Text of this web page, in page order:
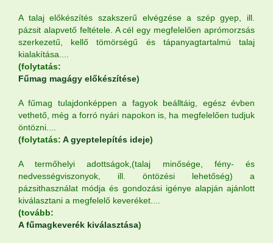
A talaj előkészítés szakszerű elvégzése a szép gyep, ill.
pázsit alapvető feltétele. A cél egy megfelelően aprómorzsás
szerkezetű, kellő tömörségű és tápanyagtartalmú talaj
kialakítása....
(folytatás:
Fűmag magágy előkészítése)
A fűmag tulajdonképpen a fagyok beálltáig, egész évben
vethető, még a forró nyári napokon is, ha megfelelően tudjuk
öntözni....
(folytatás: A gyeptelepítés ideje)
A termőhelyi adottságok,(talaj minősége, fény- és
nedvességviszonyok, ill. öntözési lehetőség) a
pázsithasználat módja és gondozási igénye alapján ajánlott
kiválasztani a megfelelő keveréket....
(tovább:
A fűmagkeverék kiválasztása)